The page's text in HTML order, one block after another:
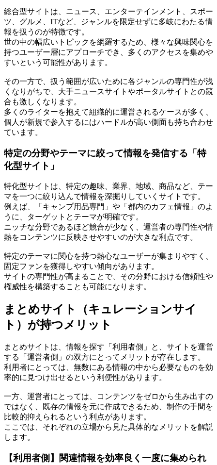
総合型サイトは、ニュース、エンターテインメント、スポー
ツ、グルメ、ITなど、ジャンルを限定せずに多岐にわたる情
報を扱うのが特徴です。
世の中の幅広いトピックを網羅するため、様々な興味関心を
持つユーザー層にアプローチでき、多くのアクセスを集めや
すいという可能性があります。
その一方で、扱う範囲が広いために各ジャンルの専門性が浅
くなりがちで、大手ニュースサイトやポータルサイトとの競
合も激しくなります。
多くのライターを抱えて組織的に運営されるケースが多く、
個人が新規で参入するにはハードルが高い側面も持ち合わせ
ています。
特定の分野やテーマに絞って情報を発信する「特
化型サイト」
特化型サイトは、特定の趣味、業界、地域、商品など、テー
マを一つに絞り込んで情報を深掘りしていくサイトです。
例えば、「キャンプ用品専門」や「都内のカフェ情報」のよ
うに、ターゲットとテーマが明確です。
ニッチな分野であるほど競合が少なく、運営者の専門性や情
熱をコンテンツに反映させやすいのが大きな利点です。
特定のテーマに関心を持つ熱心なユーザーが集まりやすく、
固定ファンを獲得しやすい傾向があります。
サイトの専門性が高まることで、その分野における信頼性や
権威性を構築することも可能になります。
まとめサイト（キュレーションサイ
ト）が持つメリット
まとめサイトは、情報を探す「利用者側」と、サイトを運営
する「運営者側」の双方にとってメリットが存在します。
利用者にとっては、無数にある情報の中から必要なものを効
率的に見つけ出せるという利便性があります。
一方、運営者にとっては、コンテンツをゼロから生み出すの
ではなく、既存の情報を元に作成できるため、制作の手間を
比較的抑えられるという利点があります。
ここでは、それぞれの立場から見た具体的なメリットを解説
します。
【利用者側】関連情報を効率良く一度に集められ